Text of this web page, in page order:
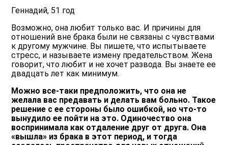
Геннадий, 51 год
Возможно, она любит только вас. И причины для
отношений вне брака были не связаны с чувствами
к другому мужчине. Вы пишете, что испытываете
стресс, и называете измену предательством. Жена
говорит, что любит и не хочет развода. Вы знаете ее
двадцать лет как минимум.
Можно все-таки предположить, что она не
желала вас предавать и делать вам больно. Такое
решение с ее стороны было ошибкой, но что-то
вынудило ее пойти на это. Одиночество она
воспринимала как отдаление друг от друга. Она
«вышла» из брака в этот период, и тогда